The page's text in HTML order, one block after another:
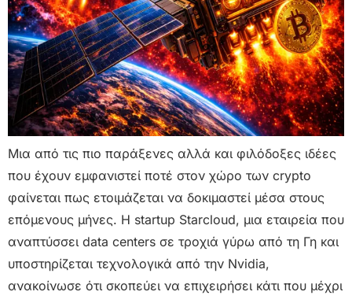
Μια από τις πιο παράξενες αλλά και φιλόδοξες ιδέες
που έχουν εμφανιστεί ποτέ στον χώρο των crypto
φαίνεται πως ετοιμάζεται να δοκιμαστεί μέσα στους
επόμενους μήνες. Η startup Starcloud, μια εταιρεία που
αναπτύσσει data centers σε τροχιά γύρω από τη Γη και
υποστηρίζεται τεχνολογικά από την Nvidia,
ανακοίνωσε ότι σκοπεύει να επιχειρήσει κάτι που μέχρι